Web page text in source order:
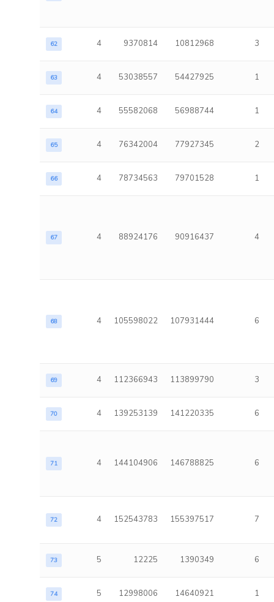
62 4 9370814 10812968 3
63 4 53038557 54427925 1
64 4 55582068 56988744 1
65 4 76342004 77927345 2
66 4 78734563 79701528 1
67 4 88924176 90916437 4
68 4 105598022 107931444 6
69 4 112366943 113899790 3
70 4 139253139 141220335 6
71 4 144104906 146788825 6
72 4 152543783 155397517 7
73 5 12225 1390349 6
74 5 12998006 14640921 1